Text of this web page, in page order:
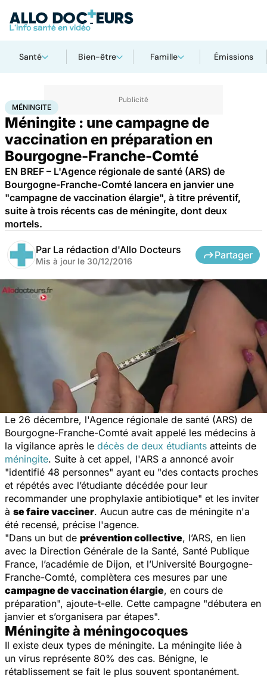
Santé Bien-être Famille Émissions
AccueilSanté Médicaments Méningite
MÉNINGITE
Méningite : une campagne de
vaccination en préparation en
Bourgogne-Franche-Comté
EN BREF – L'Agence régionale de santé (ARS) de
Bourgogne-Franche-Comté lancera en janvier une
"campagne de vaccination élargie", à titre préventif,
suite à trois récents cas de méningite, dont deux
mortels.
Par La rédaction d'Allo Docteurs
Mis à jour le 30/12/2016
Partager
Le 26 décembre, l'Agence régionale de santé (ARS) de
Bourgogne-Franche-Comté avait appelé les médecins à
la vigilance après le décès de deux étudiants atteints de
méningite. Suite à cet appel, l'ARS a annoncé avoir
"identifié 48 personnes" ayant eu "des contacts proches
et répétés avec l’étudiante décédée pour leur
recommander une prophylaxie antibiotique" et les inviter
à se faire vacciner. Aucun autre cas de méningite n'a
été recensé, précise l'agence.
"Dans un but de prévention collective, l’ARS, en lien
avec la Direction Générale de la Santé, Santé Publique
France, l’académie de Dijon, et l’Université Bourgogne-
Franche-Comté, complètera ces mesures par une
campagne de vaccination élargie, en cours de
préparation", ajoute-t-elle. Cette campagne "débutera en
janvier et s’organisera par étapes".
Méningite à méningocoques
Il existe deux types de méningite. La méningite liée à
un virus représente 80% des cas. Bénigne, le
rétablissement se fait le plus souvent spontanément.